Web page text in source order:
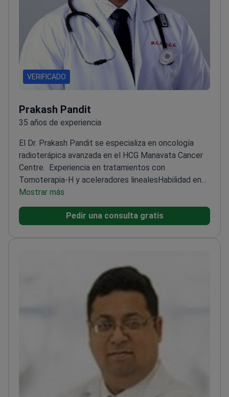
VERIFICADO
Prakash Pandit
35 años de experiencia
El Dr. Prakash Pandit se especializa en oncología
radioterápica avanzada en el HCG Manavata Cancer
Centre.
Experiencia en tratamientos con
Tomoterapia-H y aceleradores lineales Habilidad en
procedimientos de braquiterapia
Oncología Radioterápica
Mostrar más
Pedir una consulta gratis